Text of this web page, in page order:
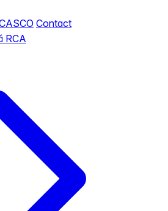
Contact
RCA